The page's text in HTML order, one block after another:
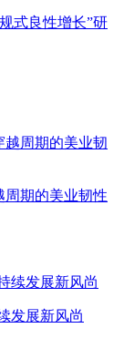
式良性增长”研
周期的美业韧性
发展新风尚